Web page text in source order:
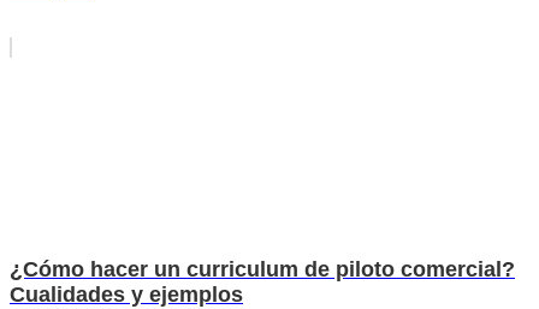
¿Cómo hacer un curriculum de piloto comercial?
Cualidades y ejemplos